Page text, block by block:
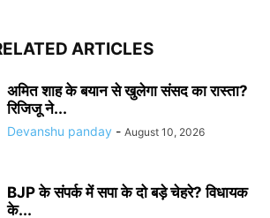
ARTICLES
अमित शाह के बयान से खुलेगा संसद का रास्ता?
रिजिजू ने...
Devanshu panday - August 10, 2026
BJP के संपर्क में सपा के दो बड़े चेहरे? विधायक
के...